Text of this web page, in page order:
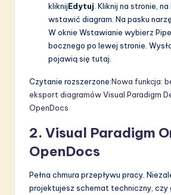
kliknijEdytuj . Kliknij na stronie,
wstawić diagram. Na pasku
W oknie Wstawianie wybierz
bocznego po lewej stronie.
pojawią się tutaj.
Czytanie rozszerzone:Nowa funkcja:
eksport diagramów Visual Paradigm
OpenDocs
2. Visual Paradigm
OpenDocs
Pełna chmura przepływu pracy.
projektujesz schemat techniczny, czy